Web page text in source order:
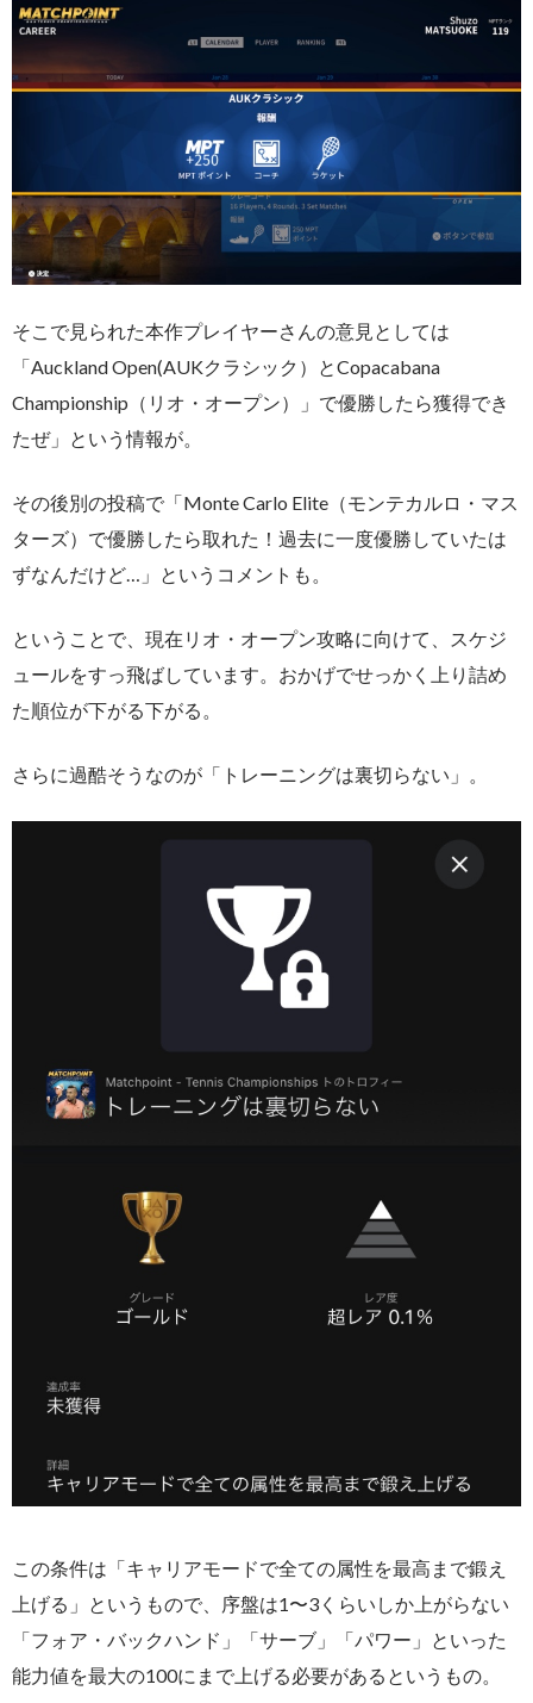
そこで見られた本作プレイヤーさんの意見としては
「Auckland Open(AUKクラシック）とCopacabana
Championship（リオ・オープン）」で優勝したら獲得でき
たぜ」という情報が。
その後別の投稿で「Monte Carlo Elite（モンテカルロ・マス
ターズ）で優勝したら取れた！過去に一度優勝していたは
ずなんだけど…」というコメントも。
ということで、現在リオ・オープン攻略に向けて、スケジ
ュールをすっ飛ばしています。おかげでせっかく上り詰め
た順位が下がる下がる。
さらに過酷そうなのが「トレーニングは裏切らない」。
この条件は「キャリアモードで全ての属性を最高まで鍛え
上げる」というもので、序盤は1〜3くらいしか上がらない
「フォア・バックハンド」「サーブ」「パワー」といった
能力値を最大の100にまで上げる必要があるというもの。